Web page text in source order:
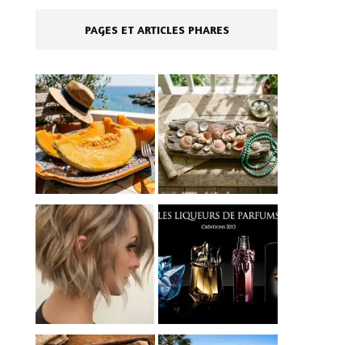
PAGES ET ARTICLES PHARES